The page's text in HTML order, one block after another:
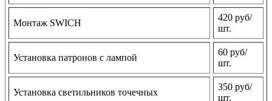
Монтаж SWICH
420 руб/
шт.
Установка патронов с лампой
60 руб/
шт.
Установка светильников точечных
350 руб/
шт.